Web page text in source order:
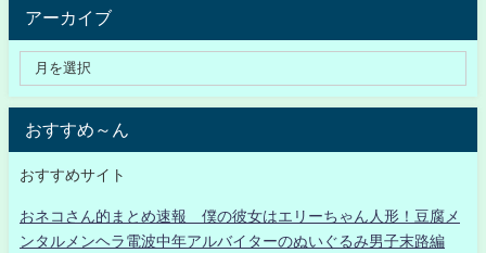
アーカイブ
おすすめ～ん
おすすめサイト
おネコさん的まとめ速報 僕の彼女はエリーちゃん人形！豆腐メ
ンタルメンヘラ電波中年アルバイターのぬいぐるみ男子末路編